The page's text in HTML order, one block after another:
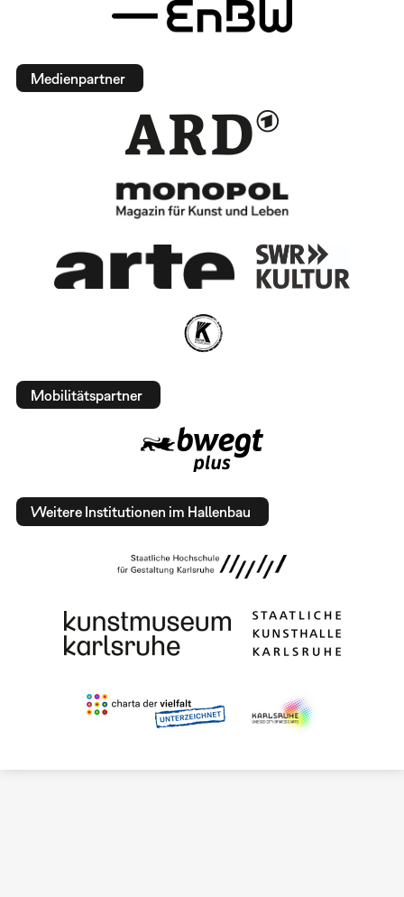
Medienpartner
Mobilitätspartner
Weitere Institutionen im Hallenbau